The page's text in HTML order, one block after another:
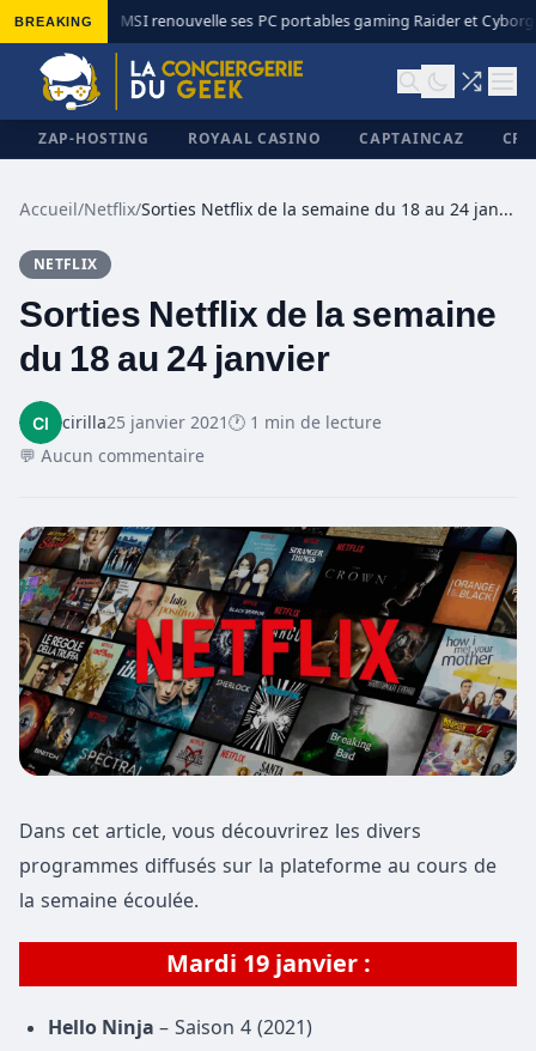
BREAKING MSI renouvelle ses PC portables gaming Raider et Cyborg
ZAP-HOSTING ROYAAL CASINO CAPTAINCAZ
Accueil/Netflix/ Sorties Netflix de la semaine du 18 au 24 janvier
NETFLIX
Sorties Netflix de la semaine
du 18 au 24 janvier
cirilla25 janvier 2021🕐 1 min de lecture
💬 Aucun commentaire
Dans cet article, vous découvrirez les divers
programmes diffusés sur la plateforme au cours de
la semaine écoulée.
Mardi 19 janvier :
Hello Ninja – Saison 4 (2021)